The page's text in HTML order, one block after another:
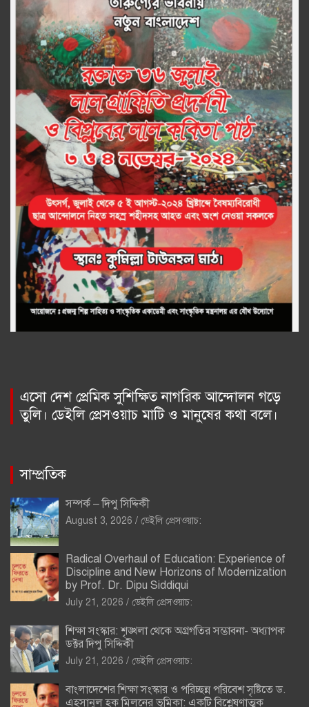
এসো দেশ প্রেমিক সুশিক্ষিত নাগরিক আন্দোলন গড়ে
তুলি। ডেইলি প্রেসওয়াচ মাটি ও মানুষের কথা বলে।
সাম্প্রতিক
সম্পর্ক – দিপু সিদ্দিকী
August 3, 2026 ডেইলি প্রেসওয়াচ:
Radical Overhaul of Education: Experience of
Discipline and New Horizons of Modernization
by Prof. Dr. Dipu Siddiqui
July 21, 2026 ডেইলি প্রেসওয়াচ:
শিক্ষা সংস্কার: শৃঙ্খলা থেকে অগ্রগতির সম্ভাবনা- অধ্যাপক
ডক্টর দিপু সিদ্দিকী
July 21, 2026 ডেইলি প্রেসওয়াচ:
বাংলাদেশের শিক্ষা সংস্কার ও পরিচ্ছন্ন পরিবেশ সৃষ্টিতে ড.
এহসানুল হক মিলনের ভূমিকা: একটি বিশ্লেষণাত্মক